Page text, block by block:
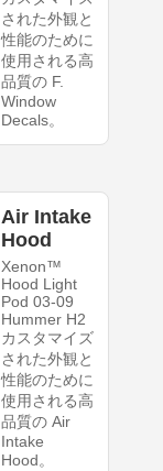
された外観と
性能のために
使用される高
品質の F.
Window
Decals。
Air Intake
Hood
Xenon™
Hood Light
Pod 03-09
Hummer H2
カスタマイズ
された外観と
性能のために
使用される高
品質の Air
Intake
Hood。